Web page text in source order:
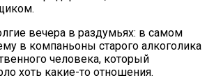
вечера в раздумьях: в самом
в компаньоны старого алкоголика
человека, который
хоть какие-то отношения.